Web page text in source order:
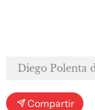
Diego Polenta
Compartir